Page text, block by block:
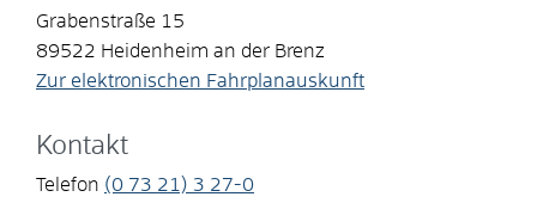
Grabenstraße 15
89522 Heidenheim an der Brenz
Zur elektronischen Fahrplanauskunft
Kontakt
Telefon (0 73 21) 3 27-0